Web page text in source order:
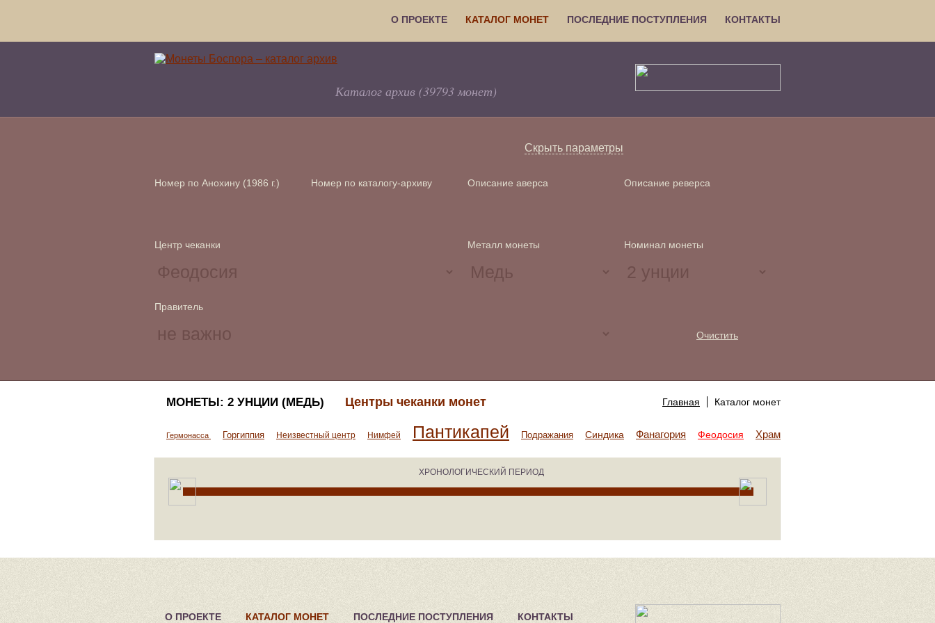
О ПРОЕКТЕ КАТАЛОГ МОНЕТ ПОСЛЕДНИЕ ПОСТУПЛЕНИЯ КОНТАКТЫ
Каталог архив (39793 монет)
Скрыть параметры
Номер по Анохину (1986 г.) Номер по каталогу-архиву Описание аверса Описание реверса
Центр чеканки Металл монеты Номинал монеты
Правитель
Очистить
Главная Каталог монет
МОНЕТЫ: 2 УНЦИИ (МЕДЬ) Центры чеканки монет
Гермонасса Горгиппия Неизвестный центр Нимфей Пантикапей Подражания Синдика Фанагория Феодосия Храм Аполлона
ХРОНОЛОГИЧЕСКИЙ ПЕРИОД
О ПРОЕКТЕ КАТАЛОГ МОНЕТ ПОСЛЕДНИЕ ПОСТУПЛЕНИЯ КОНТАКТЫ